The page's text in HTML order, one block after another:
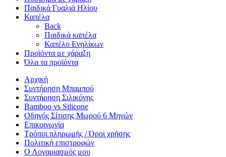
Παιδικά Γυαλιά Ηλίου
Καπέλα
Back
Παιδικά καπέλα
Καπέλο Ενηλίκων
Προϊόντα με χάραξη
Όλα τα προϊόντα
Αρχική
Συντήρηση Μπαμπού
Συντήρηση Σιλικόνης
Bamboo vs Silicone
Οδηγός Σίτισης Μωρού 6 Μηνών
Επικοινωνία
Τρόποι πληρωμής / Όροι χρήσης
Πολιτική επιστροφών
Ο Λογαριασμός μου